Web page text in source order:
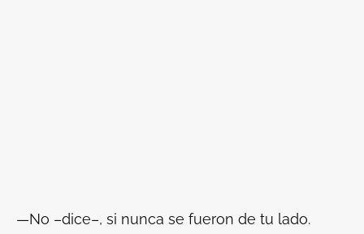
—No –dice–, si nunca se fueron de tu lado.